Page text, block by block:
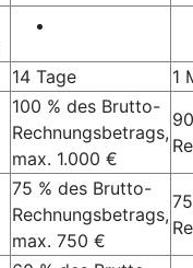
14 Tage
1
100 % des Brutto-
Rechnungsbetrags,
max. 1.000 €
75 % des Brutto-
Rechnungsbetrags,
max. 750 €